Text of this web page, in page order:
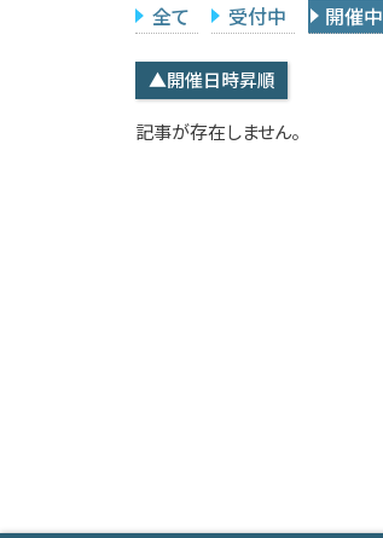
全て 受付中 開催中
▲開催日時昇順
記事が存在しません。